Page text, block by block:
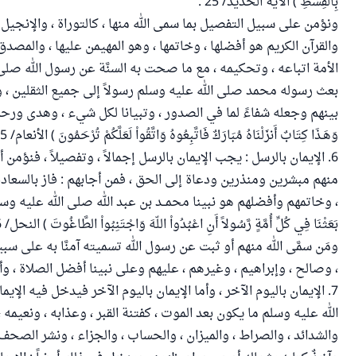
ونؤمن على سبيل التفصيل بما سمى الله منها ، كالتوراة ، والإنجيل
والقرآن الكريم هو أفضلها ، وخاتمها ، وهو المهيمن عليها ،
الأمة اتباعه ، وتحكيمه ، مع ما صحت به السنَّة عن رسول الله صلى
بعث رسوله محمد صلى الله عليه وسلم رسولاً إلى جميع الثقلين ،
بينهم وجعله شفاءً لما في الصدور ، وتبيانا لكل شيء ، وهدى
وَهَـذَا كِتَابٌ أَنزَلْنَاهُ مُبَارَكٌ فَاتَّبِعُوهُ وَاتَّقُواْ لَعَلَّكُمْ تُرْحَمُونَ ) الأنعام/ 155 .
6. الإيمان بالرسل : يجب الإيمان بالرسل إجمالاً ، وتفصيلاً ،
منهم مبشرين ومنذرين ودعاة إلى الحق ، فمن أجابهم : فاز
، وخاتمهم وأفضلهم هو نبينا محمــد بن عبد الله صلى الله عليه
بَعَثْنَا فِي كُلِّ أُمَّةٍ رَّسُولاً أَنِ اعْبُدُواْ اللّهَ وَاجْتَنِبُواْ الطَّاغُوتَ ) النحل/ 36 .
ومَن سمَّى الله منهم أو ثبت عن رسول الله تسميته آمنَّا به على
، وصالح ، وإبراهيم ، وغيرهم ، عليهم وعلى نبينا أفضل الصلاة ،
7. الإيمان باليوم الآخر ، وأما الإيمان باليوم الآخر فيدخل فيه
الله عليه وسلم ما يكون بعد الموت ، كفتنة القبر ، وعذابه ،
والشدائد ، والصراط ، والميزان ، والحساب ، والجزاء ، ونشر